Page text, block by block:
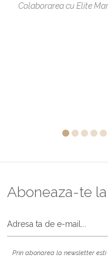
Colaborarea cu Elite
Aboneaza-te la
Prin abonarea la newsletter